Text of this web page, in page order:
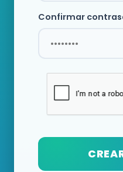
Confirmar